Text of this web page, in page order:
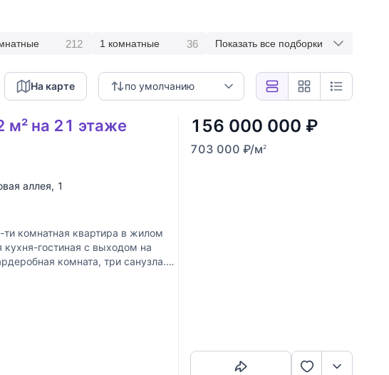
212 1 комнатные 36 Показать все подборки
по умолчанию
На карте
м² на 21 этаже
аллея, 1
комнатная квартира в жилом
гостиная с выходом на
комната, три санузла.
156 000 000 ₽
703 000 ₽/м2